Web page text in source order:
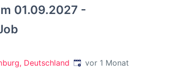
01.09.2027 -
Deutschland Veröffentlicht:
vor 1 Monat